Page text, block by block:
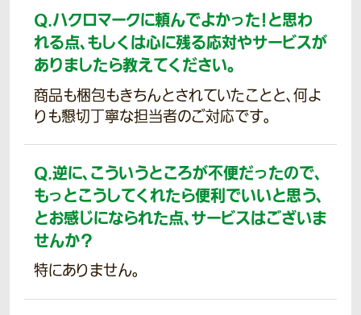
Q.ハクロマークに頼んでよかった！と思わ
れる点、もしくは心に残る応対やサービスが
ありましたら教えてください。
商品も梱包もきちんとされていたことと、何よ
りも懇切丁寧な担当者のご対応です。
Q.逆に、こういうところが不便だったので、
もっとこうしてくれたら便利でいいと思う、
とお感じになられた点、サービスはございま
せんか？
特にありません。